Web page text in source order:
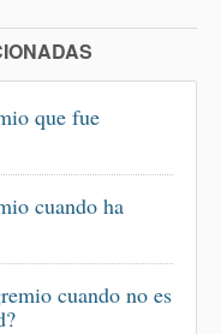
que fue
cuando ha
cuando no es